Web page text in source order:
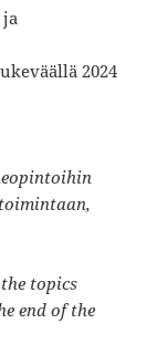
ja
2024
topics
end of the